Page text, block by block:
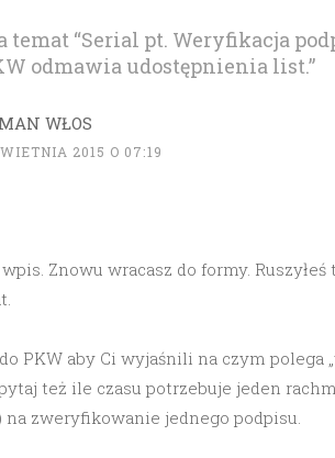
temat “Serial pt. Weryfikacja
odmawia udostępnienia list.”
WŁOS
2015 O 07:19
wpis. Znowu wracasz do formy.
PKW aby Ci wyjaśnili na czym polega
też ile czasu potrzebuje jeden
zweryfikowanie jednego podpisu.